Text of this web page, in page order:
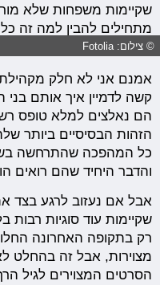
שקיימות משפחות שלא
מתחילים להבין למה זה כל
© צילום: Fotolia
אמנם אני לא חלק
קשה לדמיין איך אותם בני
הם נאלצים למלא טופס
הזהות הבסיסיים ביותר
כל המהפכה שהתרחשה
והדבר היחיד שהם
אבל אם נעזוב לרגע בצד
שקיימות עוד סוגיות רבות
רק בתקופה האחרונה החלו
מצוירות, אבל זה בהחלט
הסרטים המצוירים לגיל הרך